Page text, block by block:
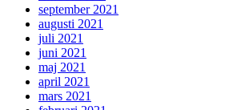
september 2021
augusti 2021
juli 2021
juni 2021
maj 2021
april 2021
mars 2021